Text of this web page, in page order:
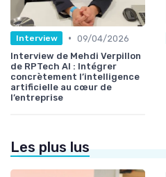
Interview • 09/04/2026
Interview de Mehdi Verpillon
de RPTech AI : Intégrer
concrètement l’intelligence
artificielle au cœur de
l’entreprise
Les plus lus